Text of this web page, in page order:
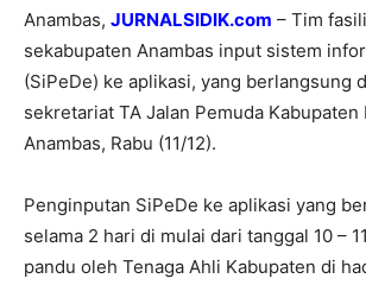
Anambas, JURNALSIDIK.com – Tim
sekabupaten Anambas input sistem
(SiPeDe) ke aplikasi, yang berlangsung
sekretariat TA Jalan Pemuda Kabupaten
Anambas, Rabu (11/12).
Penginputan SiPeDe ke aplikasi yang
selama 2 hari di mulai dari tanggal 10 –
pandu oleh Tenaga Ahli Kabupaten di